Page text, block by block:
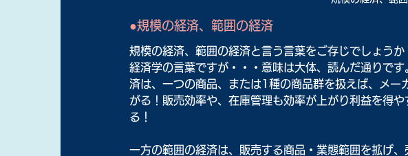
●規模の経済、範囲の経済
規模の経済、範囲の経済と言う言葉をご存じでしょうか
経済学の言葉ですが・・・意味は大体、読んだ通りで
済は、一つの商品、または1種の商品群を扱えば、メー
がる！販売効率や、在庫管理も効率が上がり利益を得
る！
一方の範囲の経済は、販売する商品・業態範囲を拡げ